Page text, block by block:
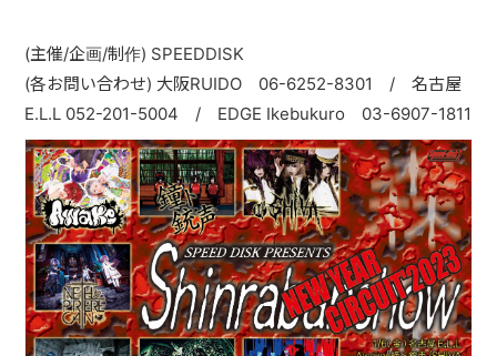
(主催/企画/制作) SPEEDDISK
(各お問い合わせ) 大阪RUIDO 06-6252-8301 / 名古屋
E.L.L 052-201-5004 / EDGE Ikebukuro 03-6907-1811